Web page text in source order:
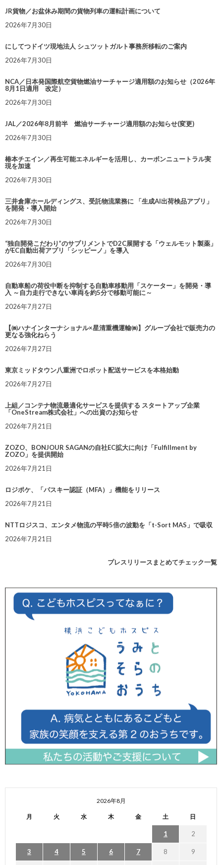
JR貨物／お盆休み期間の貨物列車の運転計画について
2026年7月30日
にしてつドイツ現地法人 シュツットガルト事務所移転のご案内
2026年7月30日
NCA／日本発国際航空貨物燃油サーチャージ適用額のお知らせ（2026年
8月1日適用 改定）
2026年7月30日
JAL／2026年8月前半 燃油サーチャージ適用額のお知らせ(変更)
2026年7月30日
椿本チエイン／再生可能エネルギーを活用し、カーボンニュートラル実
現を加速
2026年7月30日
三井倉庫ホールディングス、受託物流業務に 「生成AI出荷検品アプリ」
を開発・導入開始
2026年7月30日
“独自開発こだわり”のサプリメントでD2C展開する「ウェルモット製薬」
がEC自動出荷アプリ「シッピーノ」を導入
2026年7月30日
自動車船の荷役中断を抑制する自動車移動用「スケーター」を開発・導
入 ～自力走行できない車両を約5分で移動可能に～
2026年7月27日
【㈱ハナインターナショナル×星清重機運輸㈱】グループ会社で販売力の
更なる強化ねらう
2026年7月27日
東京ミッドタウン八重洲でロボット配送サービスを本格始動
2026年7月27日
上組／コンテナ物流最適化サービスを提供する スタートアップ企業
「OneStream株式会社」への出資のお知らせ
2026年7月21日
ZOZO、BONJOUR SAGANの自社EC拡大に向け「Fulfillment by
ZOZO」を提供開始
2026年7月21日
ロジポケ、「パスキー認証（MFA）」機能をリリース
2026年7月21日
NTTロジスコ、エンタメ物流の平時5倍の波動を「t-Sort MAS」で吸収
2026年7月21日
プレスリリースまとめてチェック一覧
2026年8月
月 火 水 木 金 土 日
1 2
3 4 5 6 7 8 9